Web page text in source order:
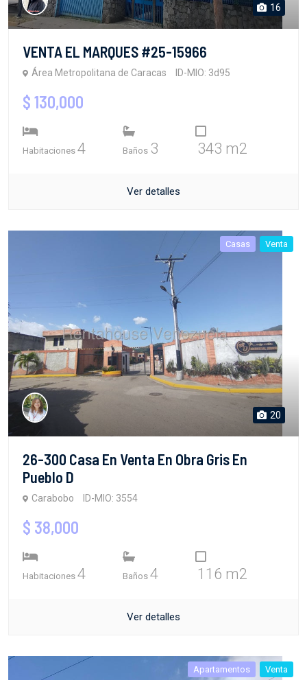
16
VENTA EL MARQUES #25-15966
Área Metropolitana de Caracas ID-MIO: 3d95
$ 130,000
Habitaciones 4 Baños 3 343 m2
Ver detalles
Casas Venta
20
26-300 Casa En Venta En Obra Gris En
Pueblo D
Carabobo ID-MIO: 3554
$ 38,000
Habitaciones 4 Baños 4 116 m2
Ver detalles
Apartamentos Venta